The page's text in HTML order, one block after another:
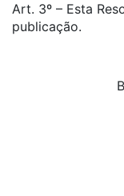
Art. 3º – Esta
publicação.